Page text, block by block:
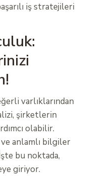
iş stratejileri
varlıklarından
şirketlerin
olabilir.
anlamlı bilgiler
bu noktada,
giriyor.